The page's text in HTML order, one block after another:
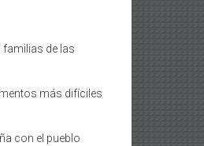
familias de las
más difíciles
con el pueblo